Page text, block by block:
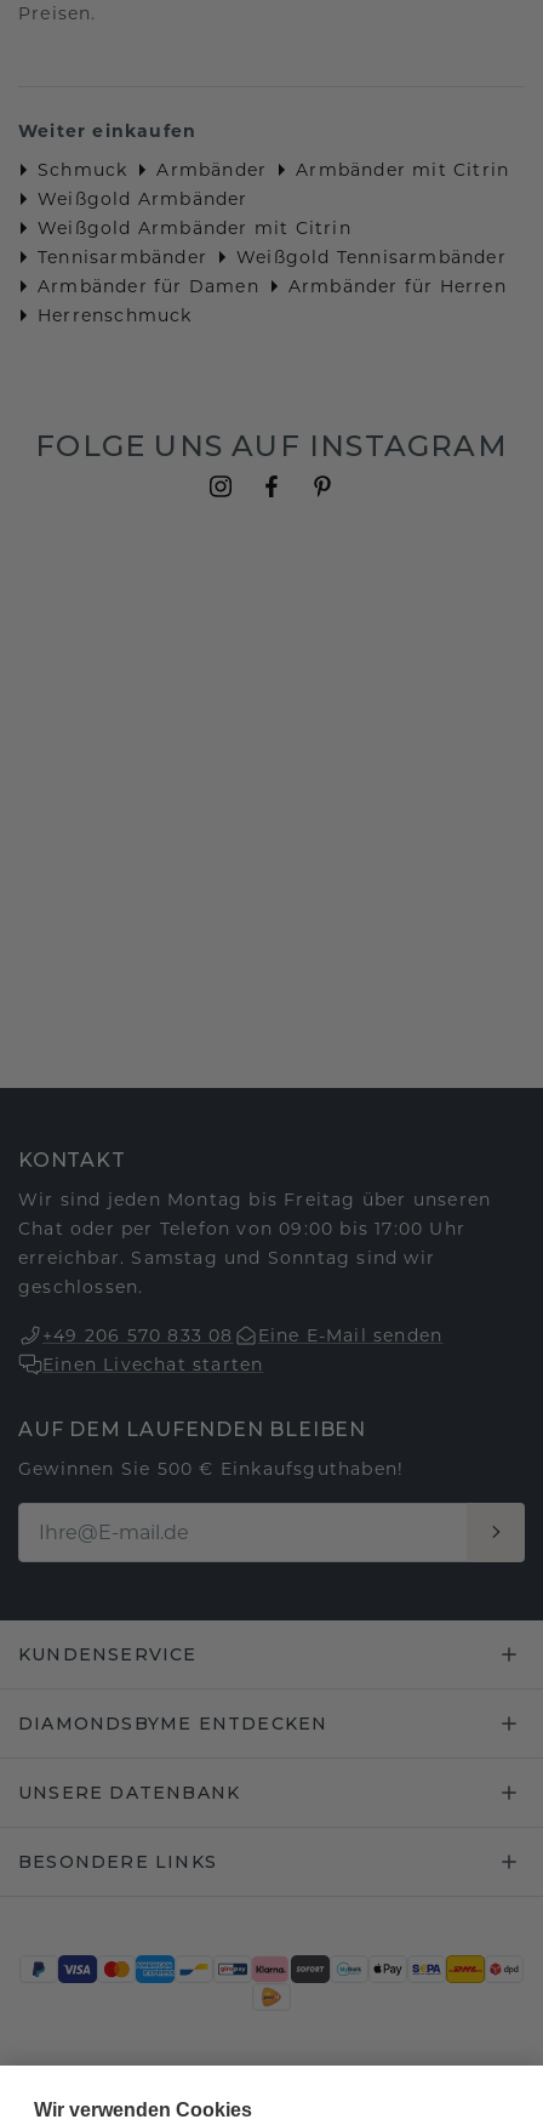
Preisen.
Weiter einkaufen
Schmuck
Armbänder
Armbänder mit Citrin
Weißgold Armbänder
Weißgold Armbänder mit Citrin
Tennisarmbänder
Weißgold Tennisarmbänder
Armbänder für Damen
Armbänder für Herren
Herrenschmuck
FOLGE UNS AUF INSTAGRAM
KONTAKT
Wir sind jeden Montag bis Freitag über unseren
Chat oder per Telefon von 09:00 bis 17:00 Uhr
erreichbar. Samstag und Sonntag sind wir
geschlossen.
+49 206 570 833 08
Eine E-Mail senden
Einen Livechat starten
AUF DEM LAUFENDEN BLEIBEN
Gewinnen Sie 500 € Einkaufsguthaben!
KUNDENSERVICE
DIAMONDSBYME ENTDECKEN
UNSERE DATENBANK
BESONDERE LINKS
Wir verwenden Cookies